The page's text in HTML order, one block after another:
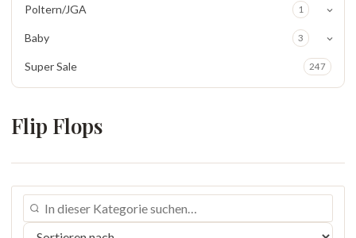
Poltern/JGA 1
Baby 3
Super Sale 247
Flip Flops